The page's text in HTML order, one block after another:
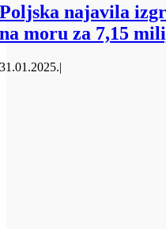
Poljska najavila
na moru za 7,15
31.01.2025.|